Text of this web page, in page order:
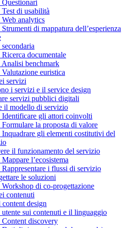
Questionari
di usabilità
Web analytics
di mappatura dell’esperienza
documentale
Analisi benchmark
euristica
servizi
i servizi e il service design
servizi pubblici digitali
il modello di servizio
Identificare gli attori coinvolti
Formulare la proposta di valore
Inquadrare gli elementi costitutivi del
il funzionamento del servizio
l’ecosistema
Rappresentare i flussi di servizio
le soluzioni
Workshop di co-progettazione
contenuti
content design
sui contenuti e il linguaggio
Content discovery